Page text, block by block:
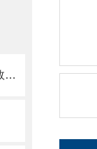
关于空气过滤器（初效过滤器、中效过滤器、空气过滤器）选用